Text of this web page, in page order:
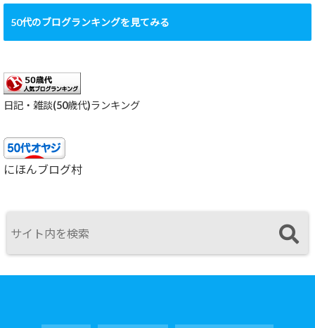
50代のブログランキングを見てみる
日記・雑談(50歳代)ランキング
にほんブログ村